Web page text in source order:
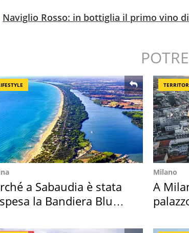
Naviglio Rosso: in bottiglia il primo vino
a Sabaudia è stata
la Bandiera Blu
Milano
A